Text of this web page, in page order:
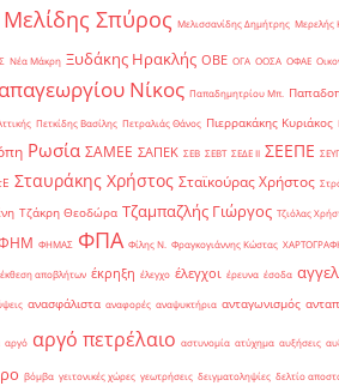
Μελίδης Σπύρος Μελισσανίδης Δημήτρης Μερελής
Νέα Μάκρη Ξυδάκης Ηρακλής ΟΒΕ ΟΓΑ ΟΟΣΑ ΟΦΑΕ
Νίκος Παπαδημητρίου Μπ.
Πετκίδης Βασίλης Πετραλιάς Θάνος Πιερρακάκης Κυριάκος
Ρωσία ΣΑΜΕΕ ΣΑΠΕΚ ΣΕΒ ΣΕΒΤ ΣΕΔΕ ΙΙ ΣΕΕΠΕ
Σταυράκης Χρήστος Σταϊκούρας Χρήστος
Τζάκρη Θεοδώρα Τζαμπαζλής Γιώργος Τζιόλας
ΦΗΜΑΣ ΦΠΑ Φίλης Ν. Φραγκογιάννης Κώστας
έκθεση αποβλήτων έκρηξη έλεγχο έλεγχοι έρευνα έσοδα
ανασφάλιστα αναφορές αναψυκτήρια ανταγωνισμός
αργό αργό πετρέλαιο αστυνομία ατύχημα αυξήσεις
βόμβα γειτονικές χώρες γεωτρήσεις δειγματοληψίες δελτίο